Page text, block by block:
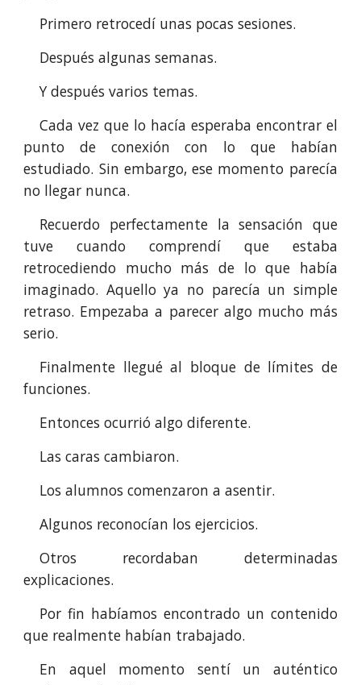
Primero retrocedí unas pocas sesiones.
Después algunas semanas.
Y después varios temas.
Cada vez que lo hacía esperaba encontrar el
punto de conexión con lo que habían
estudiado. Sin embargo, ese momento parecía
no llegar nunca.
Recuerdo perfectamente la sensación que
tuve cuando comprendí que estaba
retrocediendo mucho más de lo que había
imaginado. Aquello ya no parecía un simple
retraso. Empezaba a parecer algo mucho más
serio.
Finalmente llegué al bloque de límites de
funciones.
Entonces ocurrió algo diferente.
Las caras cambiaron.
Los alumnos comenzaron a asentir.
Algunos reconocían los ejercicios.
Otros recordaban determinadas
explicaciones.
Por fin habíamos encontrado un contenido
que realmente habían trabajado.
En aquel momento sentí un auténtico